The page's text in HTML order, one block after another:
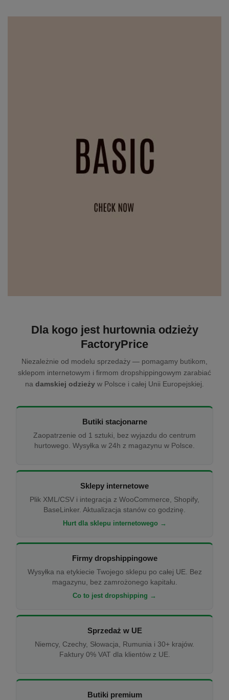
Dla kogo jest hurtownia odzieży
FactoryPrice
Niezależnie od modelu sprzedaży — pomagamy butikom,
sklepom internetowym i firmom dropshippingowym zarabiać
na damskiej odzieży w Polsce i całej Unii Europejskiej.
Butiki stacjonarne
Zaopatrzenie od 1 sztuki, bez wyjazdu do centrum
hurtowego. Wysyłka w 24h z magazynu w Polsce.
Sklepy internetowe
Plik XML/CSV i integracja z WooCommerce, Shopify,
BaseLinker. Aktualizacja stanów co godzinę.
Hurt dla sklepu internetowego →
Firmy dropshippingowe
Wysyłka na etykiecie Twojego sklepu po całej UE. Bez
magazynu, bez zamrożonego kapitału.
Co to jest dropshipping →
Sprzedaż w UE
Niemcy, Czechy, Słowacja, Rumunia i 30+ krajów.
Faktury 0% VAT dla klientów z UE.
Butiki premium